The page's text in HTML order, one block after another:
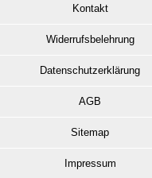
Kontakt
Widerrufsbelehrung
Datenschutzerklärung
AGB
Sitemap
Impressum